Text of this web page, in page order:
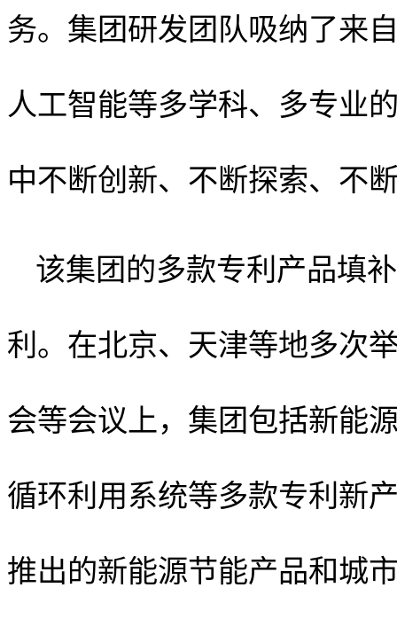
务。集团研发团队吸纳了来
人工智能等多学科、多专业
中不断创新、不断探索、不
该集团的多款专利产品填
利。在北京、天津等地多次
会等会议上，集团包括新能
循环利用系统等多款专利新
推出的新能源节能产品和城